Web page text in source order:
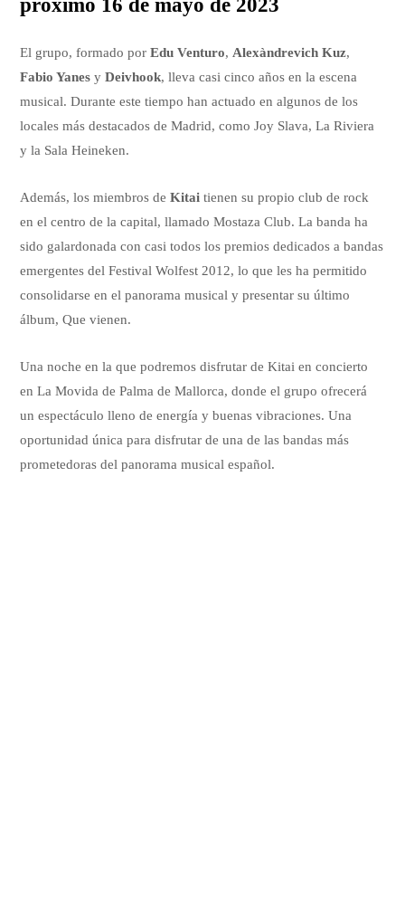
próximo 16 de mayo de 2023
El grupo, formado porEdu Venturo, Alexàndrevich Kuz,
Fabio Yanes yDeivhook, lleva casi cinco años en la escena
musical. Durante este tiempo han actuado en algunos de los
locales más destacados de Madrid, como Joy Slava, La Riviera
y la Sala Heineken.
Además, los miembros deKitai tienen su propio club de rock
en el centro de la capital, llamado Mostaza Club. La banda ha
sido galardonada con casi todos los premios dedicados a bandas
emergentes del Festival Wolfest 2012, lo que les ha permitido
consolidarse en el panorama musical y presentar su último
álbum, Que vienen.
Una noche en la que podremos disfrutar de Kitai en concierto
en La Movida de Palma de Mallorca, donde el grupo ofrecerá
un espectáculo lleno de energía y buenas vibraciones. Una
oportunidad única para disfrutar de una de las bandas más
prometedoras del panorama musical español.